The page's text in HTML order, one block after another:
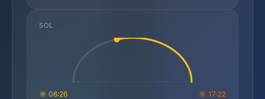
SOL
☼ 06:26 ☼ 17:22